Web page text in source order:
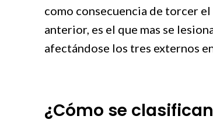
como consecuencia de torcer
anterior, es el que mas se
afectándose los tres externos
¿Cómo se